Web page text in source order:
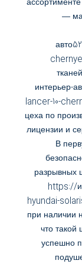
—
интерьер-
lancer-10-
цеха по
лицензии и
В
разрывных
https://
hyundai-
при наличии
что
успешно